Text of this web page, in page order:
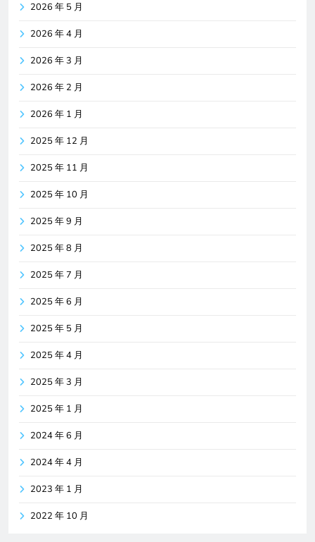
2026 年 5 月
2026 年 4 月
2026 年 3 月
2026 年 2 月
2026 年 1 月
2025 年 12 月
2025 年 11 月
2025 年 10 月
2025 年 9 月
2025 年 8 月
2025 年 7 月
2025 年 6 月
2025 年 5 月
2025 年 4 月
2025 年 3 月
2025 年 1 月
2024 年 6 月
2024 年 4 月
2023 年 1 月
2022 年 10 月